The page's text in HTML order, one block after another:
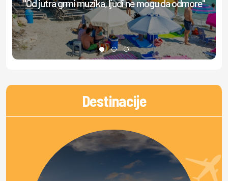
"Od jutra grmi muzika, ljudi ne mogu da odmore"
Destinacije